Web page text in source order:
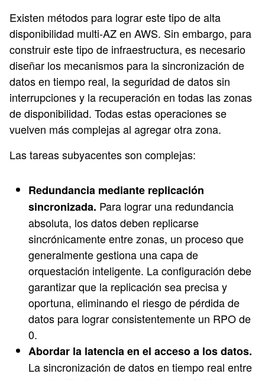
Existen métodos para lograr este tipo de alta
disponibilidad multi-AZ en AWS. Sin embargo, para
construir este tipo de infraestructura, es necesario
diseñar los mecanismos para la sincronización de
datos en tiempo real, la seguridad de datos sin
interrupciones y la recuperación en todas las zonas
de disponibilidad. Todas estas operaciones se
vuelven más complejas al agregar otra zona.
Las tareas subyacentes son complejas:
Redundancia mediante replicación
sincronizada. Para lograr una redundancia
absoluta, los datos deben replicarse
sincrónicamente entre zonas, un proceso que
generalmente gestiona una capa de
orquestación inteligente. La configuración debe
garantizar que la replicación sea precisa y
oportuna, eliminando el riesgo de pérdida de
datos para lograr consistentemente un RPO de
0.
Abordar la latencia en el acceso a los datos.
La sincronización de datos en tiempo real entre